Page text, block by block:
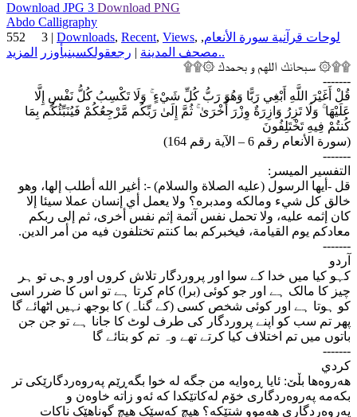
Download JPG 3 Download PNG
Abdo Calligraphy
552
3 | Downloads, Recent, Views, لوحات قرآنية سورة الأنعام,
مصحف المدينة | رجعقولكسبنبأوزر
المزيد..
۩۩۞ سبحانك اللهم و بحمدك ۞۩۩
-------
قُلْ أَغَيْرَ اللَّهِ أَبْغِي رَبًّا وَهُوَ رَبُّ كُلِّ شَيْءٍ ۚ وَلَا تَكْسِبُ كُلُّ نَفْسٍ إِلَّا
عَلَيْهَا ۚ وَلَا تَزِرُ وَازِرَةٌ وِزْرَ أُخْرَىٰ ۚ ثُمَّ إِلَىٰ رَبِّكُم مَّرْجِعُكُمْ فَيُنَبِّئُكُم بِمَا
كُنتُمْ فِيهِ تَخْتَلِفُونَ
(سورة الأنعام رقم 6 – الآية رقم 164)
-------
التفسير الميسر:
قل -أيها الرسول (عليه الصلاة والسلام) -: أغير الله أطلب إلها، وهو
خالق كل شيء ومالكه ومدبره؟ ولا يعمل أي إنسان عملا سيئا إلا
كان إثمه عليه، ولا تحمل نفس آثمة إثم نفس أخرى، ثم إلى ربكم
معادكم يوم القيامة، فيخبركم بما كنتم تختلفون فيه من أمر الدين.
-------
آردو
کہو کیا میں خدا کے سوا اور پروردگار تلاش کروں اور وہی تو ہر
چیز کا مالک ہے اور جو کوئی (برا) کام کرتا ہے تو اس کا ضرر اسی
کو ہوتا ہے اور کوئی شخص کسی (کے گناہ) کا بوجھ نہیں اٹھائے گا
پھر تم سب کو اپنے پروردگار کی طرف لوٹ کا جانا ہے تو جن جن
باتوں میں تم اختلاف کیا کرتے تھے وہ تم کو بتائے گا
-------
كردي
هه‌روه‌ها بڵێ: ئایا ڕه‌وایه من جگه له خوا بگه‌ڕێم په‌روه‌ردگارێکی تر
بکه‌مه په‌روه‌ردگاری خۆم له‌کاتێکدا که ئه‌و زاته خاوه‌ن و
په‌روه‌ردگاری هه‌موو شتێکه‌؟ هیچ که‌سێک هیچ گوناهێک ناکات